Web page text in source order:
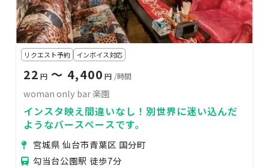
リクエスト予約 インボイス対応
22 円 〜 4,400 円 /時間
woman only bar 楽園
インスタ映え間違いなし！別世界に迷い込んだ
ようなバースペースです。
宮城県 仙台市青葉区 国分町
勾当台公園駅 徒歩7分